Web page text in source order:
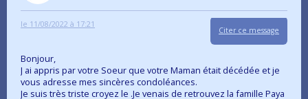
le 11/08/2022 à 17:21
Citer ce message
Bonjour,
J ai appris par votre Soeur que votre Maman était décédée et je
vous adresse mes sincères condoléances.
Je suis très triste croyez le .Je venais de retrouvez la famille Paya